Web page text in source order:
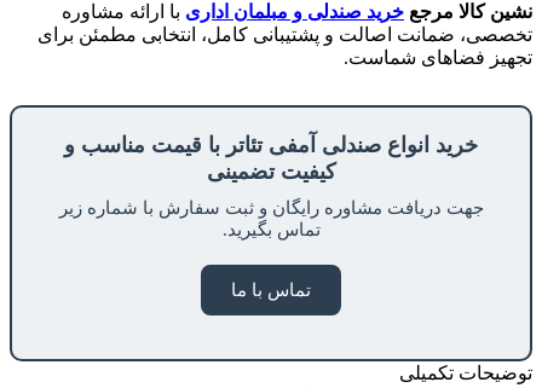
نشین کالا مرجع خرید صندلی و مبلمان اداری با ارائه مشاوره
تخصصی، ضمانت اصالت و پشتیبانی کامل، انتخابی مطمئن برای
تجهیز فضاهای شماست.
خرید انواع صندلی آمفی تئاتر با قیمت مناسب و
کیفیت تضمینی
جهت دریافت مشاوره رایگان و ثبت سفارش با شماره زیر
تماس بگیرید.
تماس با ما
توضیحات تکمیلی